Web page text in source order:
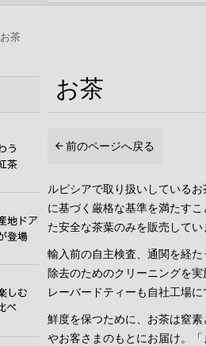
お茶
お茶
前のページへ戻る
ルピシアで取り扱いしている
に基づく厳格な基準を満たす
た安全な茶葉のみを販売してい
輸入前の自主検査、通関を経
除去のためのクリーニングを
レーバードティーも自社工場に
鮮度を保つために、お茶は窒
やお客さまのもとにお届け。